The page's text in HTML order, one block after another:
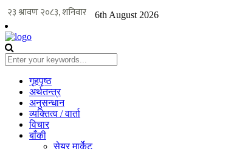
6th August 2026
गृहपृष्ठ
अर्थतन्त्र
अनुसन्धान
व्यक्तित्व / वार्ता
विचार
बाँकी
सेयर मार्केट